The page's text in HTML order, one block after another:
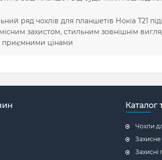
ряд чохлів для планшетів Нокіа Т21
захистом, стильним зовнішнім
приємними цінами
Каталог
Чохли
Захисне
Захисні